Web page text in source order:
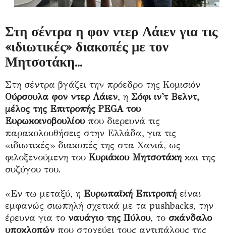
Στη σέντρα η φον ντερ Λάιεν για τις
«ιδιωτικές» διακοπές με τον
Μητσοτάκη...
Στη σέντρα βγάζει την πρόεδρο της Κομισιόν
Ούρσουλα φον ντερ Λάιεν, η Σόφι ιν'τ Βελντ,
μέλος της Επιτροπής PEGA του
Ευρωκοινοβουλίουπου διερευνά τις
παρακολουθήσεις στην Ελλάδα, για τις
«ιδιωτικές» διακοπές της στα Χανιά, ως
φιλοξενούμενη του Κυριάκου Μητσοτάκη και της
συζύγου του.
«Εν τω μεταξύ, η Ευρωπαϊκή Επιτροπή είναι
εμφανώς σιωπηλή σχετικά με τα pushbacks, την
έρευνα για το ναυάγιο της Πύλου, το σκάνδαλο
υποκλοπών που στοχεύει τους αντιπάλους της